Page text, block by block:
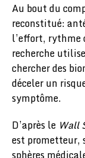
Au bout du
reconstitué:
l’effort, rythme
recherche
chercher des
déceler un
symptôme.
D’après le Wall
est prometteur,